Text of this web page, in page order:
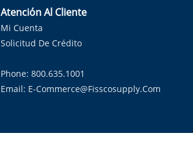
Atención Al Cliente
Mi Cuenta
Solicitud De Crédito
Phone: 800.635.1001
Email: E-Commerce@fisscosupply.com